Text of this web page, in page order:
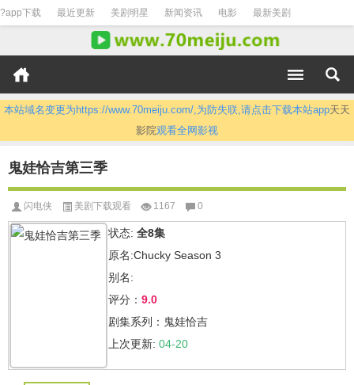
?app下载 最近更新 美剧明星 新闻资讯 电影 最新美剧
本站域名变更为https://www.70meiju.com/,为防失联,请点击下载本站app天天
影院观看全网影视
鬼娃恰吉第三季
闪电侠 美剧下载观看 1167 0
状态: 全8集
原名:Chucky Season 3
别名:
评分： 9.0
剧集系列：鬼娃恰吉
上次更新: 04-20